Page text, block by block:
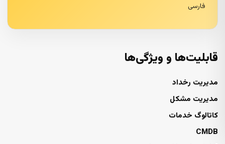
فارسی
قابلیت‌ها و ویژگی‌ها
مدیریت رخداد
مدیریت مشکل
کاتالوگ خدمات
CMDB